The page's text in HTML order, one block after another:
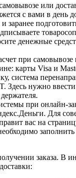
или
с вами в день
заранее
денежные
при
карты Visa и
система
Здесь нужно
при онлайн-
Для
вас на
заказа. В